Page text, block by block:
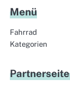
Menü
Fahrrad
Kategorien